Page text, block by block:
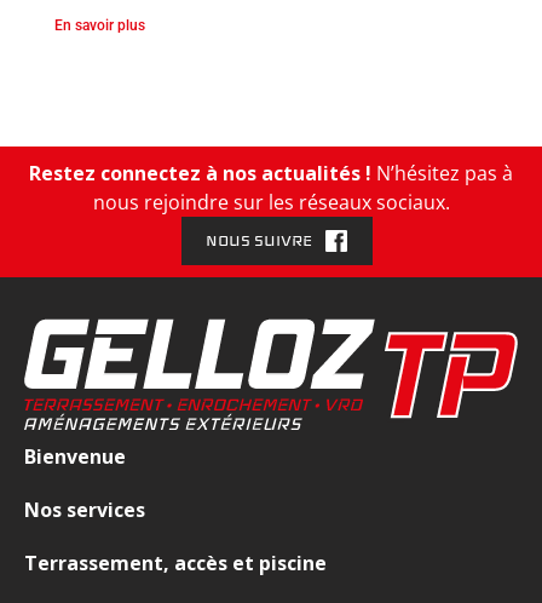
En savoir plus
Restez connectez à nos actualités ! N’hésitez pas à
nous rejoindre sur les réseaux sociaux.
NOUS SUIVRE
Bienvenue
Nos services
Terrassement, accès et piscine